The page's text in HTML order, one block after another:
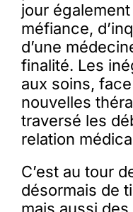
jour
méfiance,
d’une
finalité. Les
aux soins,
nouvelles
traversé les
relation
C’est au tour
désormais de